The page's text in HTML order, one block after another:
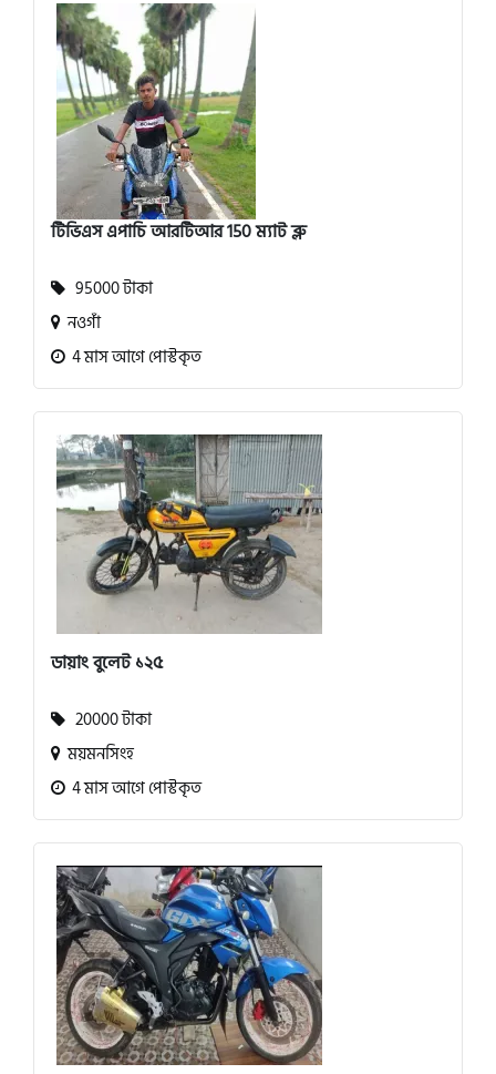
টিভিএস এপাচি আরটিআর 150 ম্যাট ব্লু
95000 টাকা
নওগাঁ
4 মাস আগে পোস্টকৃত
ডায়াং বুলেট ১২৫
20000 টাকা
ময়মনসিংহ
4 মাস আগে পোস্টকৃত